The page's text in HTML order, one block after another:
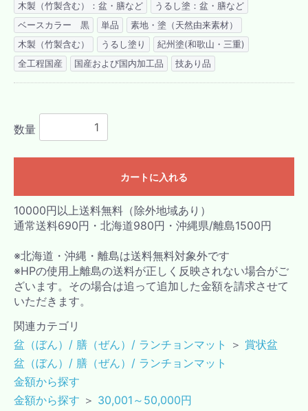
木製（竹製含む）：盆・膳など
うるし塗：盆・膳など
ベースカラー 黒
単品
素地・塗（天然由来素材）
木製（竹製含む）
うるし塗り
紀州塗(和歌山・三重)
全工程国産
国産および国内加工品 技あり品
数量
カートに入れる
10000円以上送料無料（除外地域あり）
通常送料690円・北海道980円・沖縄県/離島1500円
※北海道・沖縄・離島は送料無料対象外です
※HPの使用上離島の送料が正しく反映されない場合がご
ざいます。その場合は追って追加した金額を請求させて
いただきます。
関連カテゴリ
盆（ぼん）/ 膳（ぜん）/ ランチョンマット
＞ 賞状盆
盆（ぼん）/ 膳（ぜん）/ ランチョンマット
金額から探す
金額から探す ＞ 30,001～50,000円